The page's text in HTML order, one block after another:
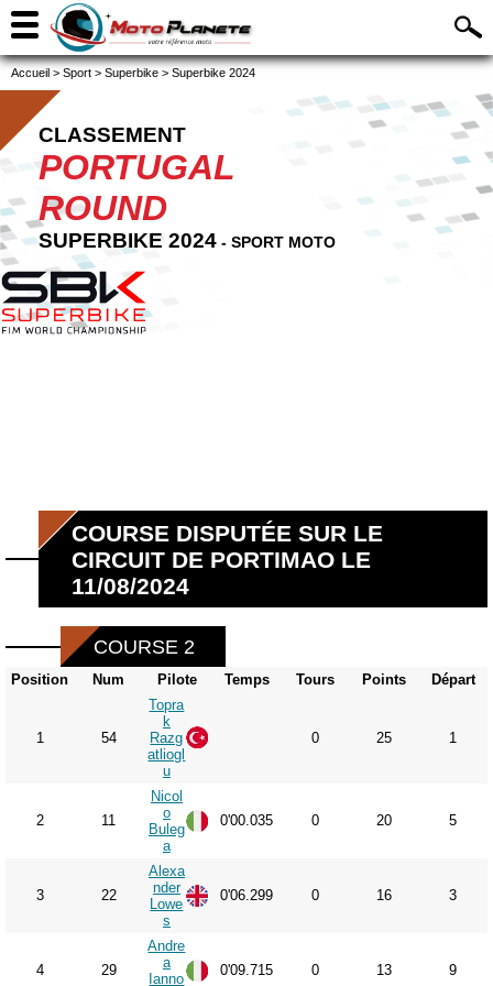
Accueil > Sport > Superbike > Superbike 2024
CLASSEMENT
PORTUGAL
ROUND
SUPERBIKE 2024 - SPORT MOTO
COURSE DISPUTÉE SUR LE
CIRCUIT DE PORTIMAO LE
11/08/2024
COURSE 2
Position Num Pilote Temps Tours Points Départ
1 54
Topra
k
Razg
atliogl
u
0 25 1
2 11
Nicol
o
Buleg
a
0'00.035 0 20 5
3 22
Alexa
nder
Lowe
s
0'06.299 0 16 3
4 29
Andre
a
Ianno
0'09.715 0 13 9